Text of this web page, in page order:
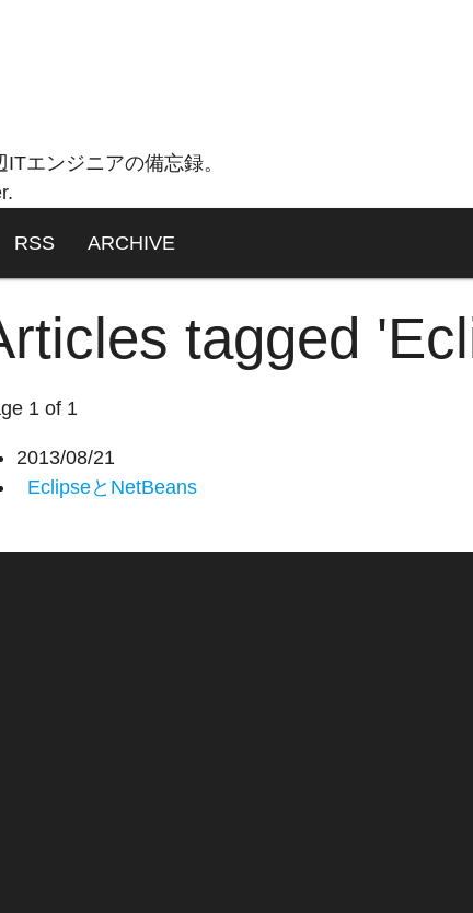
エンジニアの備忘録。
RSS ARCHIVE
tagged
1 of 1
2013/08/21
EclipseとNetBeans